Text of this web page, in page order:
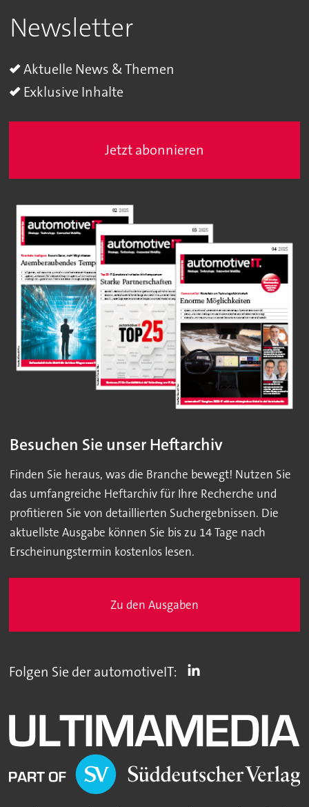
Newsletter
Aktuelle News & Themen
Exklusive Inhalte
Jetzt abonnieren
Besuchen Sie unser Heftarchiv
Finden Sie heraus, was die Branche bewegt! Nutzen Sie
das umfangreiche Heftarchiv für Ihre Recherche und
profitieren Sie von detaillierten Suchergebnissen. Die
aktuellste Ausgabe können Sie bis zu 14 Tage nach
Erscheinungstermin kostenlos lesen.
Zu den Ausgaben
Folgen Sie der automotiveIT: